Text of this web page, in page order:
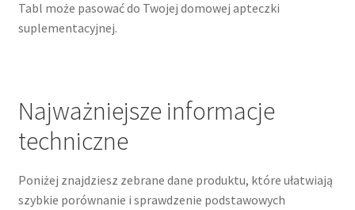
Tabl może pasować do Twojej domowej apteczki
suplementacyjnej.
Najważniejsze informacje
techniczne
Poniżej znajdziesz zebrane dane produktu, które ułatwiają
szybkie porównanie i sprawdzenie podstawowych